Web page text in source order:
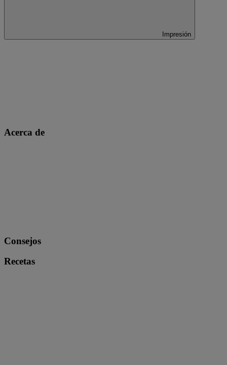
Impresión
Acerca de
Consejos
Recetas